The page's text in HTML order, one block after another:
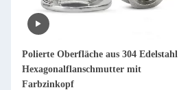
Polierte Oberfläche aus 304 Edelstahl
Hexagonalflanschmutter mit
Farbzinkopf